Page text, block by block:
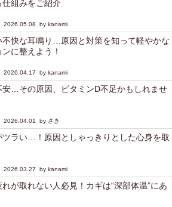
組みをご紹介
2026.05.08 by kanami
不快な耳鳴り…原因と対策を知って軽やかな
に整えよう！
2026.04.17 by kanami
安…その原因、ビタミンD不足かもしれませ
2026.04.01 by さき
ツラい…！原因としゃっきりとした心身を取
2026.03.27 by kanami
が取れない人必見！カギは“深部体温”にあ